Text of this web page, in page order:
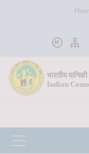
भारतीय
Indian
शि. प. , देहरादून